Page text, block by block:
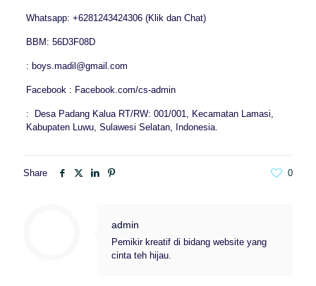
Whatsapp: +6281243424306 (Klik dan Chat)
BBM: 56D3F08D
: boys.madil@gmail.com
Facebook : Facebook.com/cs-admin
: Desa Padang Kalua RT/RW: 001/001, Kecamatan Lamasi,
Kabupaten Luwu, Sulawesi Selatan, Indonesia.
Share 0
admin
Pemikir kreatif di bidang website yang
cinta teh hijau.